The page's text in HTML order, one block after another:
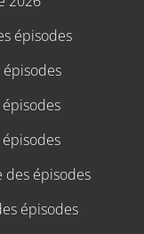
épisodes
des épisodes
épisodes